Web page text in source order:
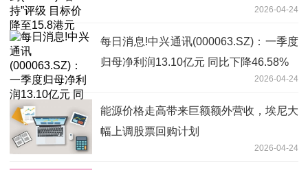
2026-04-24
每日消息!中兴通讯(000063.SZ)：一季度
归母净利润13.10亿元 同比下降46.58%
2026-04-24
能源价格走高带来巨额额外营收，埃尼大
幅上调股票回购计划
2026-04-24